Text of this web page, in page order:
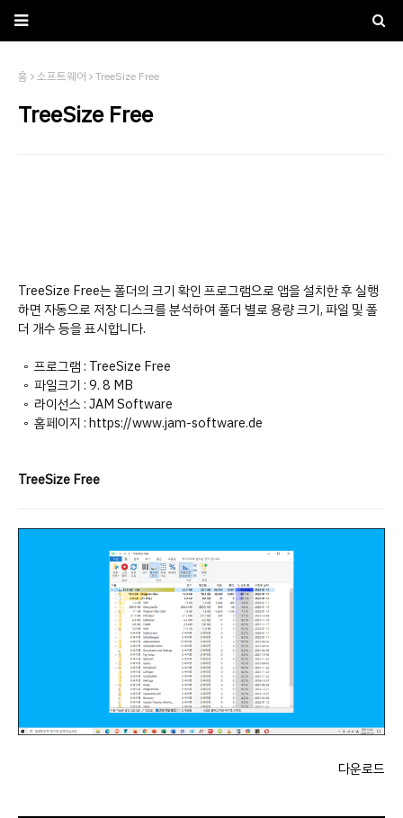
홈 소프트웨어 TreeSize Free
TreeSize Free
TreeSize Free는 폴더의 크기 확인 프로그램으로 앱을 설치한 후 실행
하면 자동으로 저장 디스크를 분석하여 폴더 별로 용량 크기, 파일 및 폴
더 개수 등을 표시합니다.
◦ 프로그램 : TreeSize Free
◦ 파일크기 : 9. 8 MB
◦ 라이선스 : JAM Software
◦ 홈페이지 : https://www.jam-software.de
TreeSize Free
다운로드